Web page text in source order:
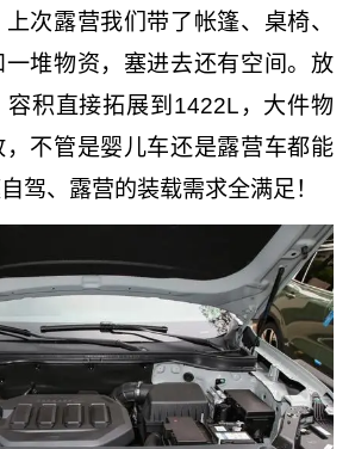
次露营我们带了帐篷、桌椅、
堆物资，塞进去还有空间。放
容积直接拓展到1422L，大件物
不管是婴儿车还是露营车都能
驾、露营的装载需求全满足！